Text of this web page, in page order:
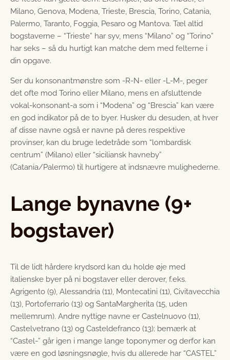
Milano, Genova, Modena, Trieste, Brescia, Torino, Catania,
Palermo, Taranto, Foggia, Pesaro og Mantova. Tæl altid
bogstaverne – “Trieste” har syv, mens “Milano” og “Torino”
har seks – så du hurtigt kan matche dem med felterne i
din opgave.
Ser du konsonantmønstre som ­-R-N- eller ­-L-M-, peger
det ofte mod Torino eller Milano, mens en afsluttende
vokal-konsonant-a som i “Modena” og “Brescia” kan være
en god indikator på de to byer. Husker du desuden, at hver
af disse navne også er navne på deres respektive
provinser, kan du bruge ledetråde som “lombardisk
centrum” (Milano) eller “siciliansk havneby”
(Catania/Palermo) til hurtigere at indsnævre mulighederne.
Lange bynavne (9+
bogstaver)
Til de lidt hårdere krydsord kan du holde øje med
italienske byer på ni bogstaver eller derover, f.eks.
Agrigento (9), Alessandria (11), Montecatini (11), Civitavecchia
(13), Portoferrario (13) og SantaMargherita (15, uden
mellemrum). Andre nyttige navne er Castelnuovo (11),
Castelvetrano (13) og Casteldefranco (13); bemærk at
“Castel-” går igen i mange lange toponymer og derfor kan
være en god løsningsnøgle, hvis du allerede har “CASTEL”